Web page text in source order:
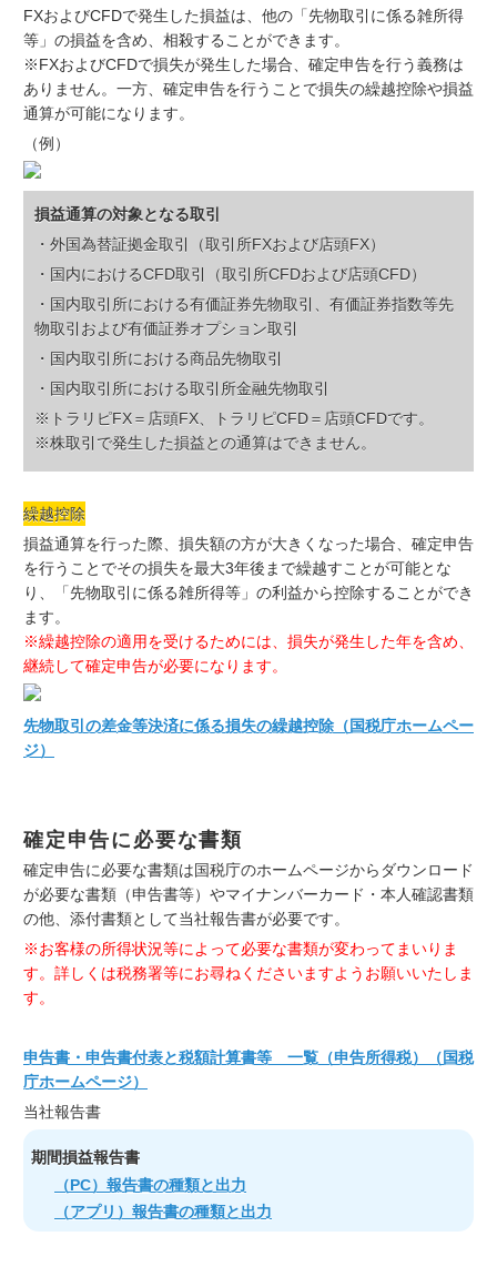
FXおよびCFDで発生した損益は、他の「先物取引に係る雑所得
等」の損益を含め、相殺することができます。
※FXおよびCFDで損失が発生した場合、確定申告を行う義務は
ありません。一方、確定申告を行うことで損失の繰越控除や損益
通算が可能になります。
（例）
損益通算の対象となる取引
・外国為替証拠金取引（取引所FXおよび店頭FX）
・国内におけるCFD取引（取引所CFDおよび店頭CFD）
・国内取引所における有価証券先物取引、有価証券指数等先
物取引および有価証券オプション取引
・国内取引所における商品先物取引
・国内取引所における取引所金融先物取引
※トラリピFX＝店頭FX、トラリピCFD＝店頭CFDです。
※株取引で発生した損益との通算はできません。
繰越控除
損益通算を行った際、損失額の方が大きくなった場合、確定申告
を行うことでその損失を最大3年後まで繰越すことが可能とな
り、「先物取引に係る雑所得等」の利益から控除することができ
ます。
※繰越控除の適用を受けるためには、損失が発生した年を含め、
継続して確定申告が必要になります。
先物取引の差金等決済に係る損失の繰越控除（国税庁ホームペー
ジ）
確定申告に必要な書類
確定申告に必要な書類は国税庁のホームページからダウンロード
が必要な書類（申告書等）やマイナンバーカード・本人確認書類
の他、添付書類として当社報告書が必要です。
※お客様の所得状況等によって必要な書類が変わってまいりま
す。詳しくは税務署等にお尋ねくださいますようお願いいたしま
す。
申告書・申告書付表と税額計算書等 一覧（申告所得税）（国税
庁ホームページ）
当社報告書
期間損益報告書
（PC）報告書の種類と出力
（アプリ）報告書の種類と出力